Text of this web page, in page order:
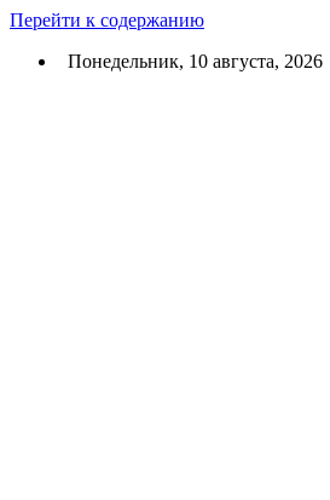
Перейти к содержанию
Понедельник, 10 августа, 2026